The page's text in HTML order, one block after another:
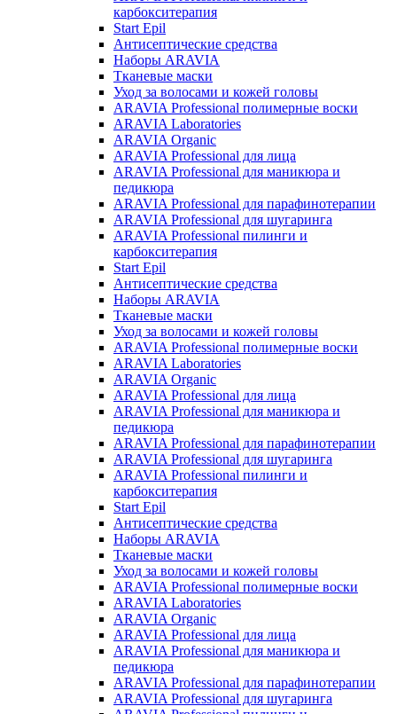
карбокситерапия
Start Epil
Антисептические средства
Наборы ARAVIA
Тканевые маски
Уход за волосами и кожей головы
ARAVIA Professional полимерные воски
ARAVIA Laboratories
ARAVIA Organic
ARAVIA Professional для лица
ARAVIA Professional для маникюра и
педикюра
ARAVIA Professional для парафинотерапии
ARAVIA Professional для шугаринга
ARAVIA Professional пилинги и
карбокситерапия
Start Epil
Антисептические средства
Наборы ARAVIA
Тканевые маски
Уход за волосами и кожей головы
ARAVIA Professional полимерные воски
ARAVIA Laboratories
ARAVIA Organic
ARAVIA Professional для лица
ARAVIA Professional для маникюра и
педикюра
ARAVIA Professional для парафинотерапии
ARAVIA Professional для шугаринга
ARAVIA Professional пилинги и
карбокситерапия
Start Epil
Антисептические средства
Наборы ARAVIA
Тканевые маски
Уход за волосами и кожей головы
ARAVIA Professional полимерные воски
ARAVIA Laboratories
ARAVIA Organic
ARAVIA Professional для лица
ARAVIA Professional для маникюра и
педикюра
ARAVIA Professional для парафинотерапии
ARAVIA Professional для шугаринга